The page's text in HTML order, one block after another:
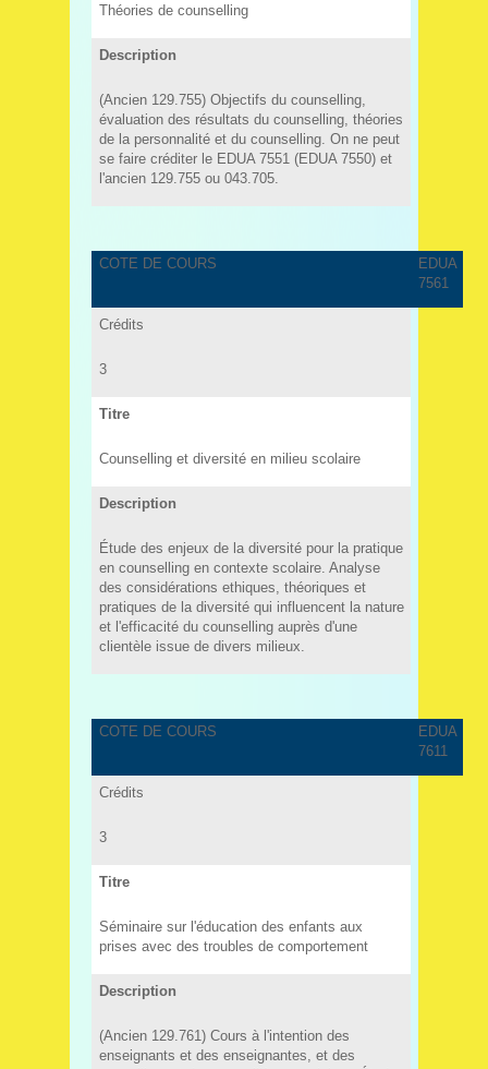
Théories de counselling
Description
(Ancien 129.755) Objectifs du counselling,
évaluation des résultats du counselling, théories
de la personnalité et du counselling. On ne peut
se faire créditer le EDUA 7551 (EDUA 7550) et
l'ancien 129.755 ou 043.705.
COTE DE COURS
EDUA
7561
Crédits
3
Titre
Counselling et diversité en milieu scolaire
Description
Étude des enjeux de la diversité pour la pratique
en counselling en contexte scolaire. Analyse
des considérations ethiques, théoriques et
pratiques de la diversité qui influencent la nature
et l'efficacité du counselling auprès d'une
clientèle issue de divers milieux.
COTE DE COURS
EDUA
7611
Crédits
3
Titre
Séminaire sur l'éducation des enfants aux
prises avec des troubles de comportement
Description
(Ancien 129.761) Cours à l'intention des
enseignants et des enseignantes, et des